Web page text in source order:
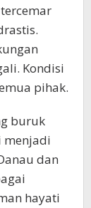
Kondisi
pihak.
buruk
menjadi
dan
hayati